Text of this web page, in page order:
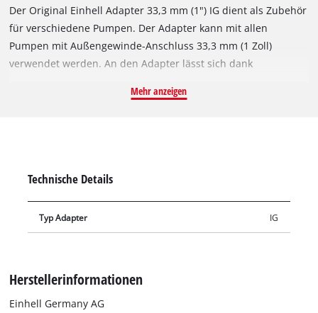
Der Original Einhell Adapter 33,3 mm (1") IG dient als Zubehör
für verschiedene Pumpen. Der Adapter kann mit allen
Pumpen mit Außengewinde-Anschluss 33,3 mm (1 Zoll)
verwendet werden. An den Adapter lässt sich dank
Gartenschlauch direkt anschließen.
Mehr anzeigen
Technische Details
Typ Adapter IG
Herstellerinformationen
Einhell Germany AG